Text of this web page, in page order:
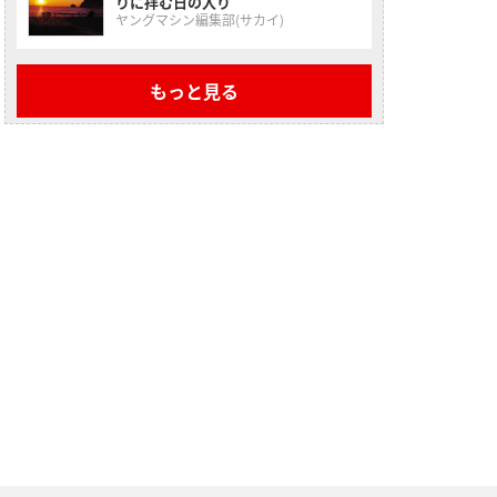
ヤングマシン編集部(サカイ)
もっと見る